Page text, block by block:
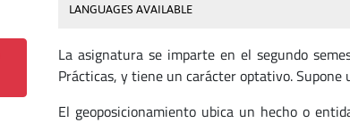
LANGUAGES AVAILABLE
La asignatura se imparte en el segundo
Prácticas, y tiene un carácter optativo. Supone
El geoposicionamiento ubica un hecho o